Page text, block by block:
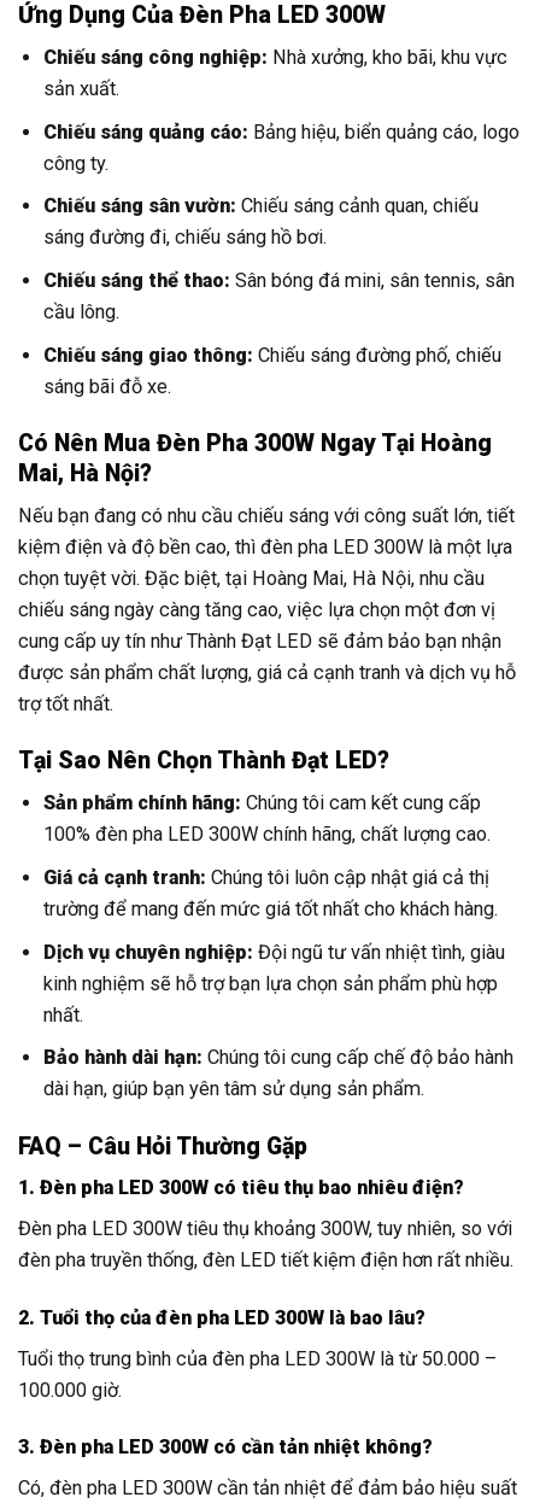
Ứng Dụng Của Đèn Pha LED 300W
Chiếu sáng công nghiệp: Nhà xưởng, kho bãi, khu vực
sản xuất.
Chiếu sáng quảng cáo: Bảng hiệu, biển quảng cáo, logo
công ty.
Chiếu sáng sân vườn: Chiếu sáng cảnh quan, chiếu
sáng đường đi, chiếu sáng hồ bơi.
Chiếu sáng thể thao: Sân bóng đá mini, sân tennis, sân
cầu lông.
Chiếu sáng giao thông: Chiếu sáng đường phố, chiếu
sáng bãi đỗ xe.
Có Nên Mua Đèn Pha 300W Ngay Tại Hoàng
Mai, Hà Nội?
Nếu bạn đang có nhu cầu chiếu sáng với công suất lớn, tiết
kiệm điện và độ bền cao, thì đèn pha LED 300W là một lựa
chọn tuyệt vời. Đặc biệt, tại Hoàng Mai, Hà Nội, nhu cầu
chiếu sáng ngày càng tăng cao, việc lựa chọn một đơn vị
cung cấp uy tín như Thành Đạt LED sẽ đảm bảo bạn nhận
được sản phẩm chất lượng, giá cả cạnh tranh và dịch vụ hỗ
trợ tốt nhất.
Tại Sao Nên Chọn Thành Đạt LED?
Sản phẩm chính hãng: Chúng tôi cam kết cung cấp
100% đèn pha LED 300W chính hãng, chất lượng cao.
Giá cả cạnh tranh: Chúng tôi luôn cập nhật giá cả thị
trường để mang đến mức giá tốt nhất cho khách hàng.
Dịch vụ chuyên nghiệp: Đội ngũ tư vấn nhiệt tình, giàu
kinh nghiệm sẽ hỗ trợ bạn lựa chọn sản phẩm phù hợp
nhất.
Bảo hành dài hạn: Chúng tôi cung cấp chế độ bảo hành
dài hạn, giúp bạn yên tâm sử dụng sản phẩm.
FAQ – Câu Hỏi Thường Gặp
1. Đèn pha LED 300W có tiêu thụ bao nhiêu điện?
Đèn pha LED 300W tiêu thụ khoảng 300W, tuy nhiên, so với
đèn pha truyền thống, đèn LED tiết kiệm điện hơn rất nhiều.
2. Tuổi thọ của đèn pha LED 300W là bao lâu?
Tuổi thọ trung bình của đèn pha LED 300W là từ 50.000 –
100.000 giờ.
3. Đèn pha LED 300W có cần tản nhiệt không?
Có, đèn pha LED 300W cần tản nhiệt để đảm bảo hiệu suất